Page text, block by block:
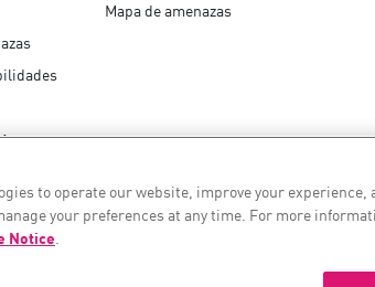
Mapa de amenazas
de IA
Technologies Ltd. Todos los derechos
to operate our website, improve your experience,
your preferences at any time. For more
Notice.